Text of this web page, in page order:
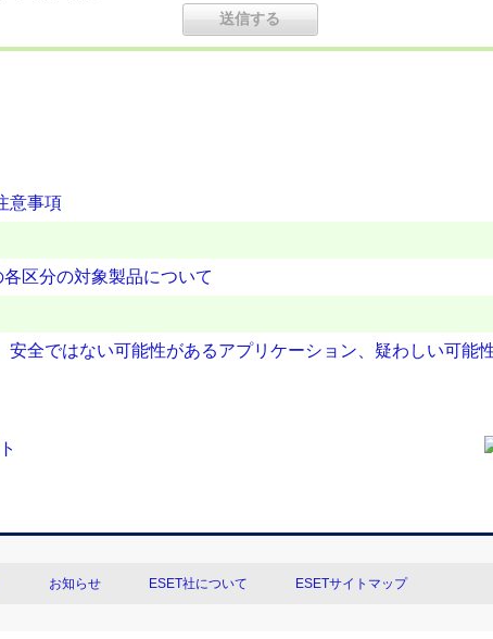
意事項
区分の対象製品について
全ではない可能性があるアプリケーション、疑わしい可能
お知らせ ESET社について ESETサイトマップ